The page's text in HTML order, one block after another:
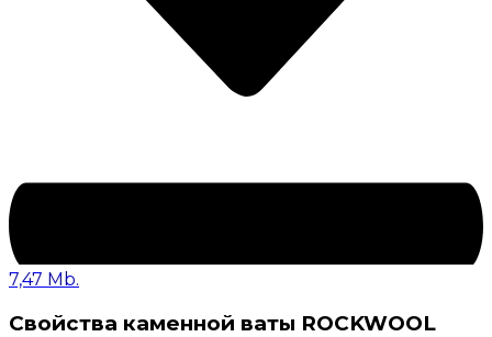
7,47 Mb.
Свойства каменной ваты ROCKWOOL